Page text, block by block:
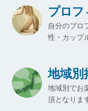
プロフ
自分のプロ
性・カップ
地域別
地域別でお
須となりま